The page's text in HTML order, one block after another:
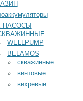
НАСОСЫ
WELLPUMP
BELAMOS
скважинные
винтовые
вихревые